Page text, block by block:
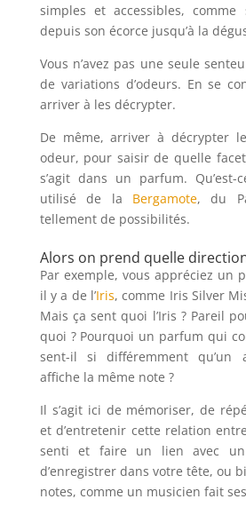
simples et accessibles,
depuis son écorce jusqu’à la
Vous n’avez pas une seule
de variations d’odeurs. En se
arriver à les décrypter.
De même, arriver à décrypter
odeur, pour saisir de quelle
s’agit dans un parfum.
utilisé de la Bergamote, du
tellement de possibilités.
Alors on prend quelle
Par exemple, vous appréciez un
il y a de l’Iris, comme Iris Silver
Mais ça sent quoi l’Iris ? Pareil
quoi ? Pourquoi un parfum qui
sent-il si différemment qu’un
affiche la même note ?
Il s’agit ici de mémoriser, de
et d’entretenir cette relation
senti et faire un lien avec un
d’enregistrer dans votre tête, ou
notes, comme un musicien fait